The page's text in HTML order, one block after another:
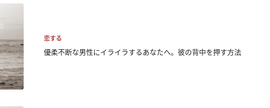
恋する
優柔不断な男性にイライラするあなたへ。彼の背中を押す方法